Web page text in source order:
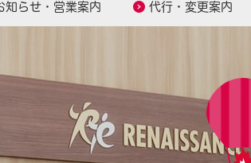
知らせ・営業案内 代行・変更案内